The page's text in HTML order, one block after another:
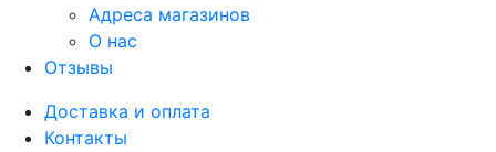
Адреса магазинов
О нас
Отзывы
Доставка и оплата
Контакты